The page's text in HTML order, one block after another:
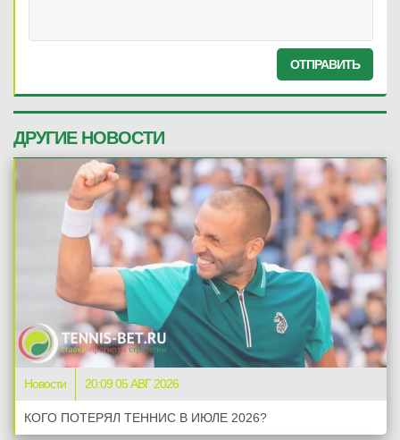
ОТПРАВИТЬ
ДРУГИЕ НОВОСТИ
Новости 20:09 05 АВГ 2026
КОГО ПОТЕРЯЛ ТЕННИС В ИЮЛЕ 2026?